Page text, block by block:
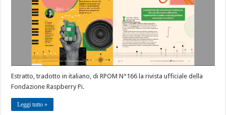
Estratto, tradotto in italiano, di RPOM N°166 la rivista ufficiale della
Fondazione Raspberry Pi.
Leggi tutto »